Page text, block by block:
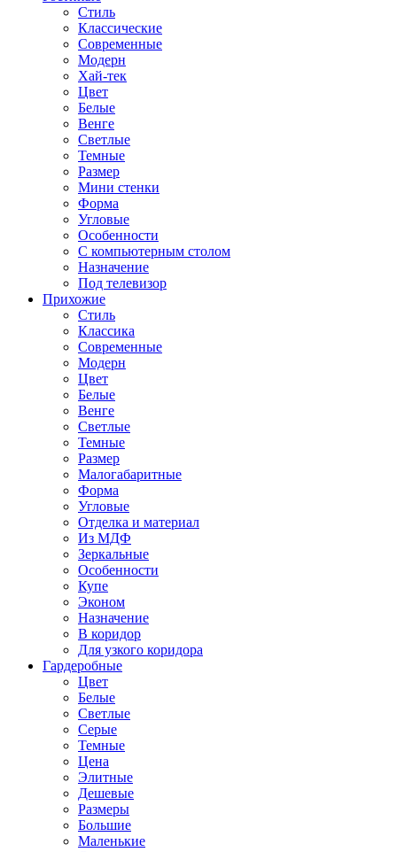
Стиль
Классические
Современные
Модерн
Хай-тек
Цвет
Белые
Венге
Светлые
Темные
Размер
Мини стенки
Форма
Угловые
Особенности
С компьютерным столом
Назначение
Под телевизор
Прихожие
Стиль
Классика
Современные
Модерн
Цвет
Белые
Венге
Светлые
Темные
Размер
Малогабаритные
Форма
Угловые
Отделка и материал
Из МДФ
Зеркальные
Особенности
Купе
Эконом
Назначение
В коридор
Для узкого коридора
Гардеробные
Цвет
Белые
Светлые
Серые
Темные
Цена
Элитные
Дешевые
Размеры
Большие
Маленькие